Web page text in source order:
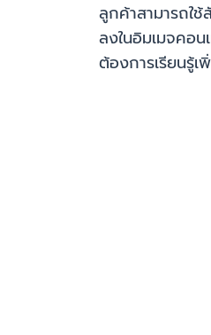
ลูกค้าสามารถใ
ลงในอิมเมจคอ
ต้องการเรียนรู้